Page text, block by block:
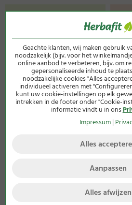
Geachte klanten, wij maken gebruik
noodzakelijk (bijv. voor het
online aanbod te verbeteren, bijv. om
gepersonaliseerde inhoud te
noodzakelijke cookies "Alles
individueel activeren met
kunt uw cookie-instellingen op elk
intrekken in de footer onder "Cookie-
informatie vindt u in ons
Impressum|
Alles
Aanpassen
Alles afwijzen